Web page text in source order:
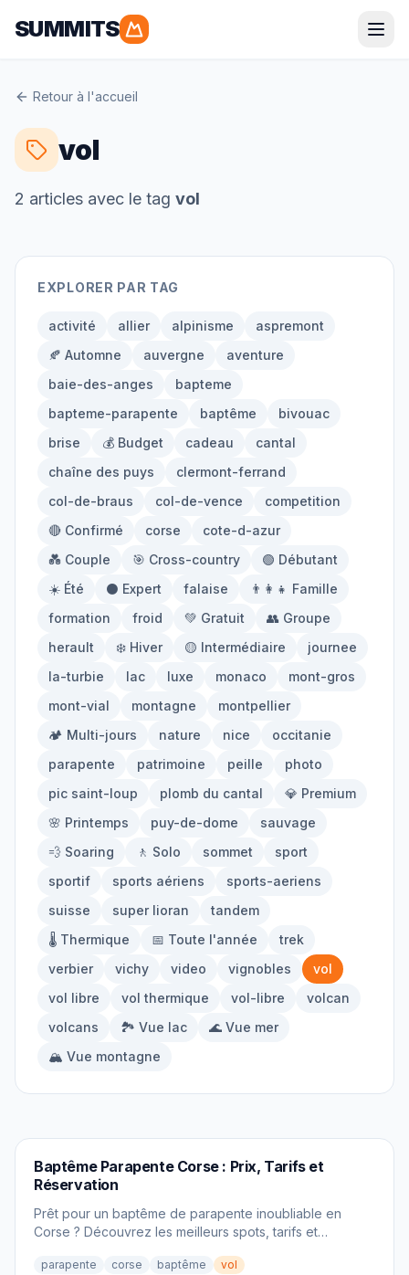
SUMMITS
Parapente
Alpes
Alpes
Grandes Randonnées
Alpinisme
Mont-Blanc Via Ferrata
Initiation
Parapente Randonnée
Alpinisme
Outils
Carte des Spots Comparateur Prix
Quiz Parapente
À propos
Contact
Retour à l'accueil
vol
2 articles avec le tag vol
EXPLORER PAR TAG
activité allier alpinisme
aspremont
🍂 Automne
auvergne
aventure
baie-des-anges
bapteme
bapteme-parapente
baptême
bivouac
brise
💰 Budget cadeau
cantal
chaîne des puys
clermont-ferrand
col-de-braus
col-de-vence
competition
🔴 Confirmé
corse
cote-d-azur
💑 Couple
🎯 Cross-country
🟢 Débutant
☀️ Été
⚫ Expert falaise
👨‍👩‍👧 Famille
formation
froid 💚 Gratuit
👥 Groupe
herault
❄️ Hiver 🟡 Intermédiaire
journee
la-turbie
lac luxe monaco
mont-gros
mont-vial
montagne
montpellier
🏕️ Multi-jours
nature nice
occitanie
parapente
patrimoine peille
photo
pic saint-loup
plomb du cantal
💎 Premium
🌸 Printemps
puy-de-dome
sauvage
💨 Soaring
🚶 Solo sommet
sport
sportif
sports aériens
sports-aeriens
suisse
super lioran
tandem
🌡️ Thermique
📅 Toute l'année
trek
verbier
vichy video vignobles
vol
vol libre
vol thermique vol-libre
volcan
volcans
🏞️ Vue lac
🌊 Vue mer
🏔️ Vue montagne
PARAPENTE
Baptême Parapente Corse : Prix, Tarifs et
Réservation
Prêt pour un baptême de parapente inoubliable en
Corse ? Découvrez les meilleurs spots, tarifs et
parapente corse baptême vol